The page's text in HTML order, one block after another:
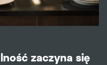
zaczyna się